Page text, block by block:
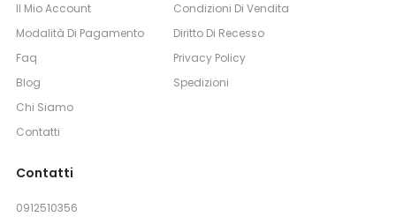
Il Mio Account
Modalità Di Pagamento
Faq
Blog
Chi Siamo
Contatti
Condizioni Di Vendita
Diritto Di Recesso
Privacy Policy
Spedizioni
Contatti
0912510356